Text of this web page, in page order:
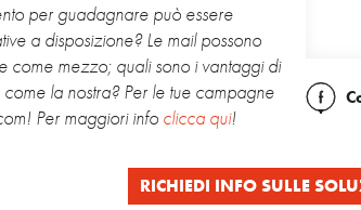
per guadagnare può essere
a disposizione? Le mail possono
come mezzo; quali sono i vantaggi di
la nostra? Per le tue campagne
Per maggiori info clicca qui!
RICHIEDI INFO SULLE